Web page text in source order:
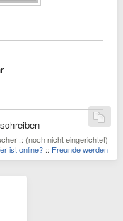
:: (noch nicht eingerichtet)
ist online? :: Freunde werden